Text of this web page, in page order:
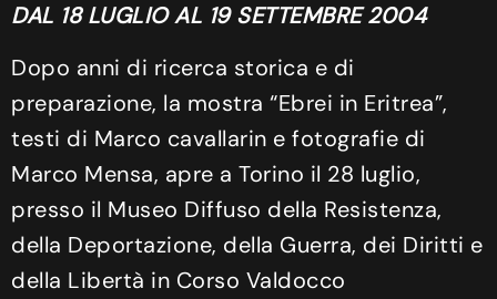
DAL 18 LUGLIO AL 19 SETTEMBRE 2004
Dopo anni di ricerca storica e di
preparazione, la mostra “Ebrei in Eritrea”,
testi di Marco cavallarin e fotografie di
Marco Mensa, apre a Torino il 28 luglio,
presso il Museo Diffuso della Resistenza,
della Deportazione, della Guerra, dei Diritti e
della Libertà in Corso Valdocco